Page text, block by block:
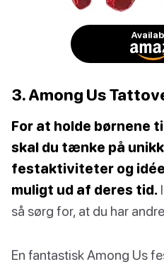
3. Among Us
For at holde børnene
skal du tænke på
festaktiviteter og
muligt ud af deres tid.
så sørg for, at du har
En fantastisk Among Us